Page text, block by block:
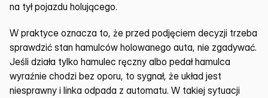
na tył pojazdu holującego.
W praktyce oznacza to, że przed podjęciem decyzji trzeba
sprawdzić stan hamulców holowanego auta, nie zgadywać.
Jeśli działa tylko hamulec ręczny albo pedał hamulca
wyraźnie chodzi bez oporu, to sygnał, że układ jest
niesprawny i linka odpada z automatu. W takiej sytuacji